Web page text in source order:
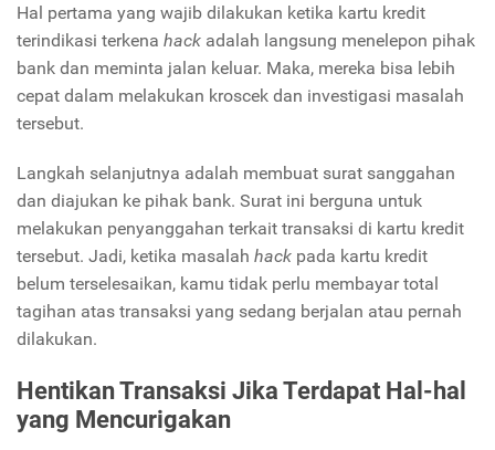
Hal pertama yang wajib dilakukan ketika kartu kredit
terindikasi terkena hack adalah langsung menelepon pihak
bank dan meminta jalan keluar. Maka, mereka bisa lebih
cepat dalam melakukan kroscek dan investigasi masalah
tersebut.
Langkah selanjutnya adalah membuat surat sanggahan
dan diajukan ke pihak bank. Surat ini berguna untuk
melakukan penyanggahan terkait transaksi di kartu kredit
tersebut. Jadi, ketika masalah hack pada kartu kredit
belum terselesaikan, kamu tidak perlu membayar total
tagihan atas transaksi yang sedang berjalan atau pernah
dilakukan.
Hentikan Transaksi Jika Terdapat Hal-hal
yang Mencurigakan